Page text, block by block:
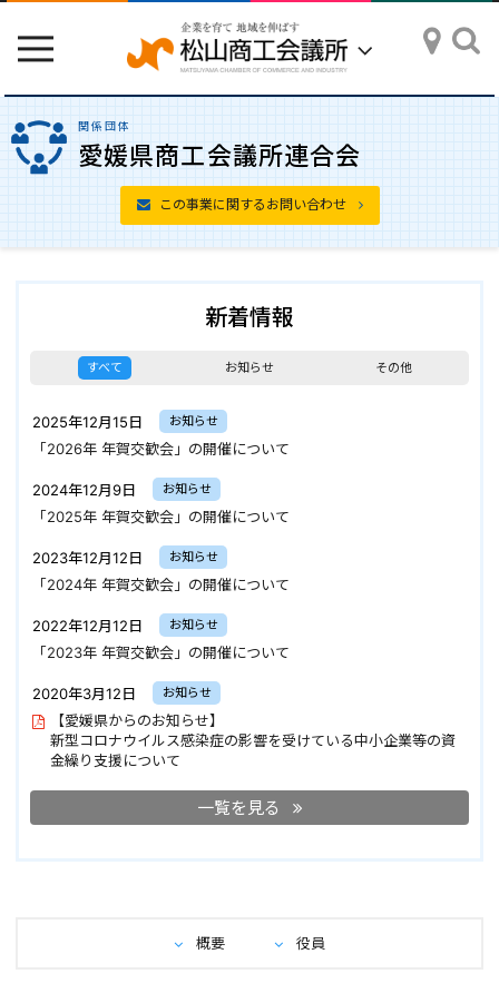
toggle
navigation
関係団体
愛媛県商工会議所連合会
この事業に関するお問い合わせ
新着情報
すべて お知らせ その他
2025年12月15日 お知らせ
「2026年 年賀交歓会」の開催について
2024年12月9日 お知らせ
「2025年 年賀交歓会」の開催について
2023年12月12日 お知らせ
「2024年 年賀交歓会」の開催について
2022年12月12日 お知らせ
「2023年 年賀交歓会」の開催について
2020年3月12日 お知らせ
【愛媛県からのお知らせ】
新型コロナウイルス感染症の影響を受けている中小企業等の資
金繰り支援について
一覧を見る
概要 役員